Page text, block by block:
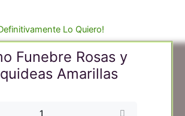
Lo Quiero!
Funebre Rosas y
Amarillas